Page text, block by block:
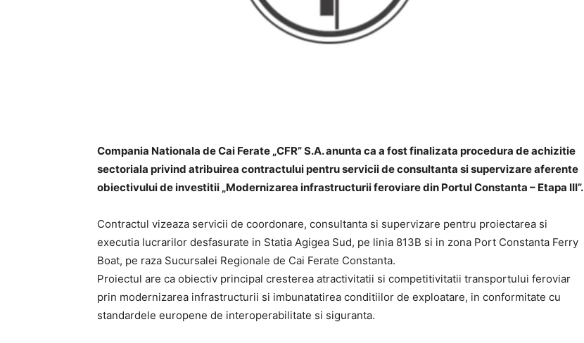
Compania Nationala de Cai Ferate „CFR” S.A. anunta ca a fost finalizata procedura de achizitie
sectoriala privind atribuirea contractului pentru servicii de consultanta si supervizare aferente
obiectivului de investitii „Modernizarea infrastructurii feroviare din Portul Constanta – Etapa III”.
Contractul vizeaza servicii de coordonare, consultanta si supervizare pentru proiectarea si
executia lucrarilor desfasurate in Statia Agigea Sud, pe linia 813B si in zona Port Constanta Ferry
Boat, pe raza Sucursalei Regionale de Cai Ferate Constanta.
Proiectul are ca obiectiv principal cresterea atractivitatii si competitivitatii transportului feroviar
prin modernizarea infrastructurii si imbunatatirea conditiilor de exploatare, in conformitate cu
standardele europene de interoperabilitate si siguranta.